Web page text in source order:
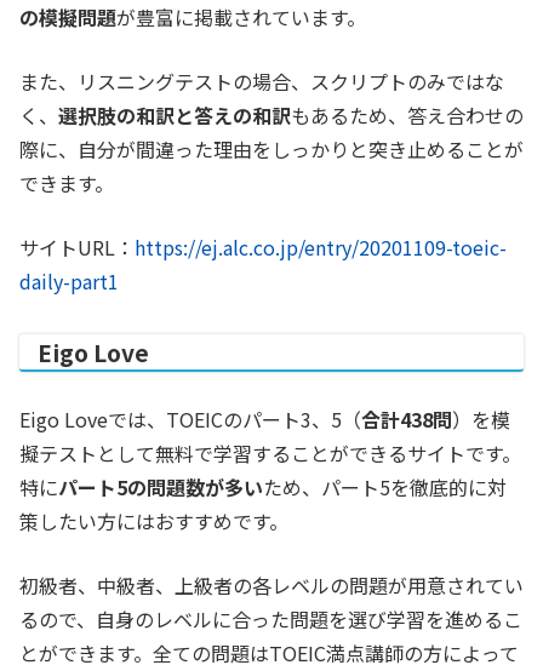
の模擬問題が豊富に掲載されています。
また、リスニングテストの場合、スクリプトのみではな
く、 選択肢の和訳と答えの和訳もあるため、答え合わせの
際に、自分が間違った理由をしっかりと突き止めることが
できます。
サイトURL： https://ej.alc.co.jp/entry/20201109-toeic-
daily-part1
Eigo Love
Eigo Loveでは、TOEICのパート3、5（合計438問）を模
擬テストとして無料で学習することができるサイトです。
特にパート5の問題数が多いため、パート5を徹底的に対
策したい方にはおすすめです。
初級者、中級者、上級者の各レベルの問題が用意されてい
るので、自身のレベルに合った問題を選び学習を進めるこ
とができます。全ての問題はTOEIC満点講師の方によって